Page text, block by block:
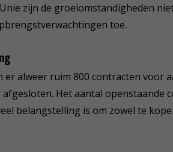
zijn de groeiomstandigheden
toe.
er alweer ruim 800 contracten voor
Het aantal openstaande
belangstelling is om zowel te